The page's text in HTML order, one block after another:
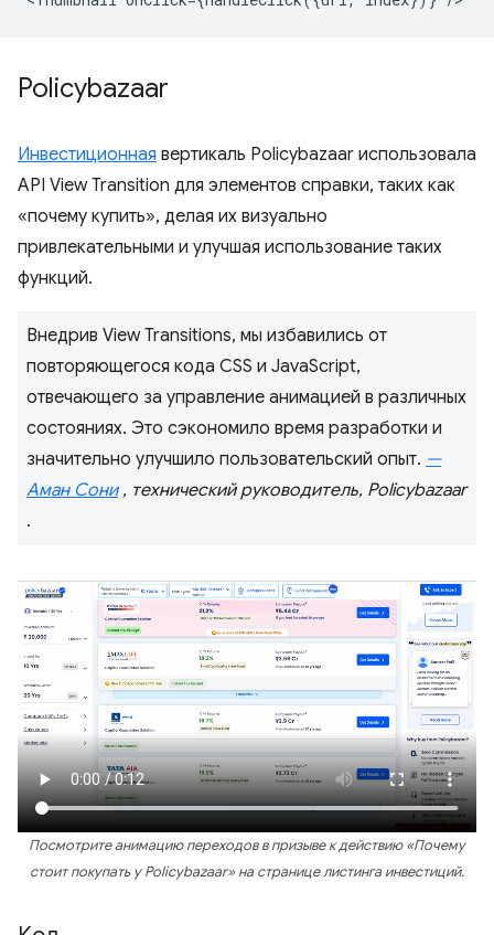
Policybazaar
Инвестиционная вертикаль Policybazaar использовала
API View Transition для элементов справки, таких как
«почему купить», делая их визуально
привлекательными и улучшая использование таких
функций.
Внедрив View Transitions, мы избавились от
повторяющегося кода CSS и JavaScript,
отвечающего за управление анимацией в различных
состояниях. Это сэкономило время разработки и
значительно улучшило пользовательский опыт. —
Аман Сони, технический руководитель, Policybazaar
.
Посмотрите анимацию переходов в призыве к действию «Почему
стоит покупать у Policybazaar» на странице листинга инвестиций.